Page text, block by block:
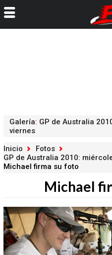
Galería: GP de Australia
viernes
Inicio
Fotos
GP de Australia 2010:
Michael firma su foto
Michael